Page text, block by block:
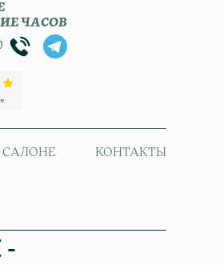
ЧАСОВ
САЛОНЕ КОНТАКТЫ
-